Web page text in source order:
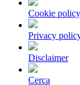
Cookie policy
Privacy
Disclaimer
Cerca